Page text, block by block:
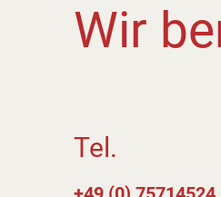
Wir
Tel.